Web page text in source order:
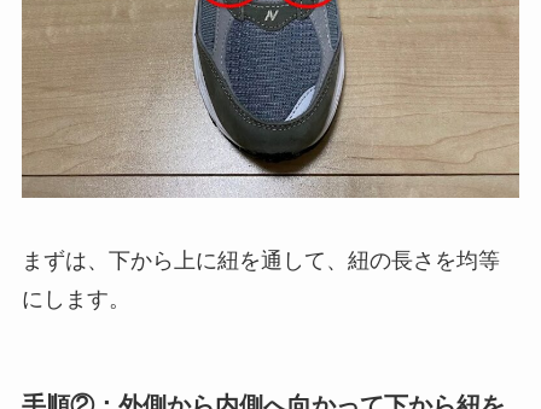
まずは、下から上に紐を通して、紐の長さを均等
にします。